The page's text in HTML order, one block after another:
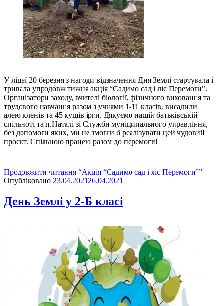
У ліцеї 20 березня з нагоди відзначення Дня Землі стартувала і
тривала упродовж тижня акція “Садимо сад і ліс Перемоги”.
Організатори заходу, вчителі біології, фізичного виховання та
трудового навчання разом з учнями 1-11 класів, висадили
алею кленів та 45 кущів ірги. Дякуємо нашій батьківській
спільноті та п.Наталі зі Служби муніципального управління,
без допомоги яких, ми не змогли б реалізувати цей чудовий
проєкт. Спільною працею разом до перемоги!
Продовжити читання “Акція “Садимо сад і ліс Перемоги””
Опубліковано 23.04.2021 26.04.2021
День Землі у 2-Б класі